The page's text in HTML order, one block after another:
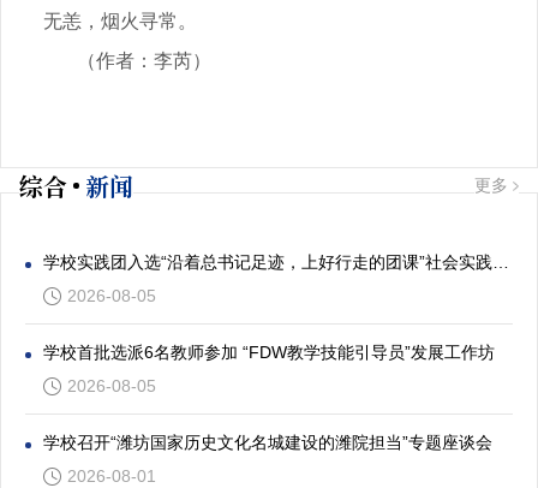
无恙，烟火寻常。
（作者：李芮）
综合 新闻 更多
学校实践团入选“沿着总书记足迹，上好行走的团课”社会实践专项活动
2026-08-05
学校首批选派6名教师参加 “FDW教学技能引导员”发展工作坊
2026-08-05
学校召开“潍坊国家历史文化名城建设的潍院担当”专题座谈会
2026-08-01